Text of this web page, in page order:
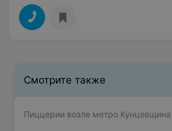
Смотрите также
Пиццерии возле метро Кунцевщина